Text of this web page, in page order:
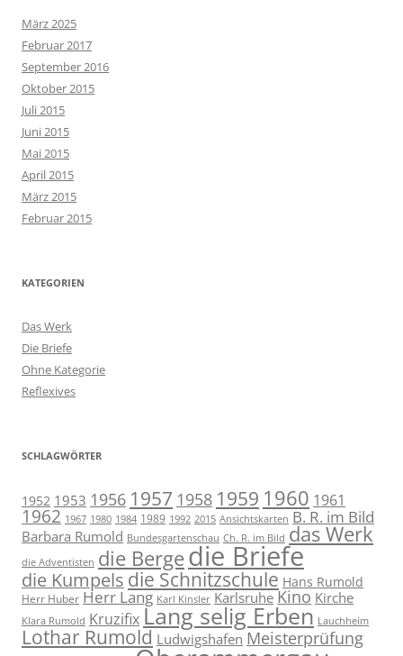
März 2025
Februar 2017
September 2016
Oktober 2015
Juli 2015
Juni 2015
Mai 2015
April 2015
März 2015
Februar 2015
KATEGORIEN
Das Werk
Die Briefe
Ohne Kategorie
Reflexives
SCHLAGWÖRTER
1952 1953 1956 1957 1958 1959 1960 1961
1962 1967 1980 1984 1989 1992 2015 Ansichtskarten B. R. im Bild
Barbara Rumold Bundesgartenschau Ch. R. im Bild das Werk
die Adventisten die Bergedie Briefe
die Kumpels die Schnitzschule Hans Rumold
Herr Huber Herr Lang Karl Kinsler Karlsruhe Kino Kirche
Klara Rumold Kruzifix Lang selig Erben Lauchheim
Lothar Rumold Ludwigshafen Meisterprüfung